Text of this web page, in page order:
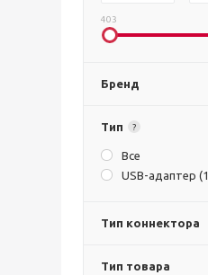
403
Бренд
Тип ?
Все
USB-адаптер (1
Тип коннектора
Тип товара